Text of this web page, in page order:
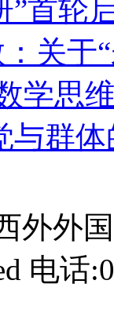
”首轮
关于
学思
与群
外外
电话